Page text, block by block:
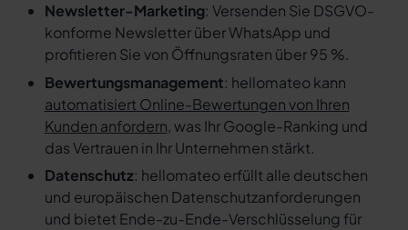
Newsletter-Marketing: Versenden Sie DSGVO-
konforme Newsletter über WhatsApp und
profitieren Sie von Öffnungsraten über 95 %.
Bewertungsmanagement: hellomateo kann
automatisiert Online-Bewertungen von Ihren
Kunden anfordern, was Ihr Google-Ranking und
das Vertrauen in Ihr Unternehmen stärkt.
Datenschutz: hellomateo erfüllt alle deutschen
und europäischen Datenschutzanforderungen
und bietet Ende-zu-Ende-Verschlüsselung für